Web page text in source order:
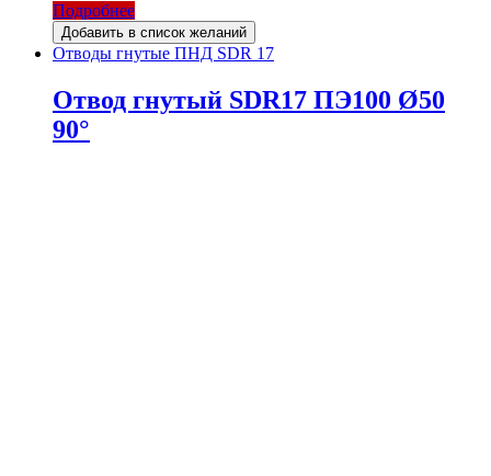
Подробнее
Добавить в список желаний
Отводы гнутые ПНД SDR 17
Отвод гнутый SDR17 ПЭ100 Ø50
90°